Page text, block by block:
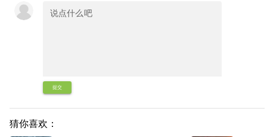
提交
猜你喜欢：